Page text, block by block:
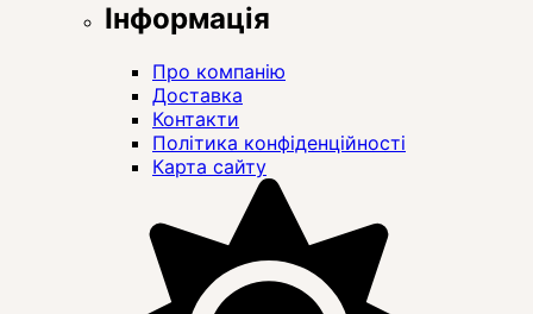
Інформація
Про компанію
Доставка
Контакти
Політика конфіденційності
Карта сайту